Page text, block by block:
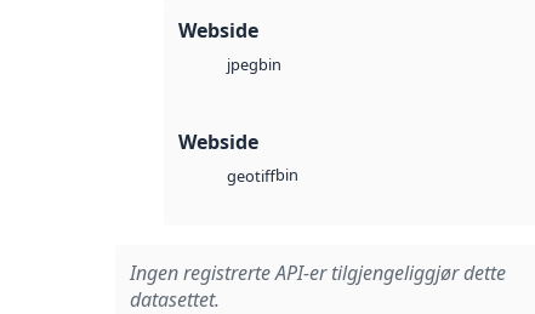
Webside
jpegbin
Webside
geotiffbin
Ingen registrerte API-er tilgjengeliggjør dette
datasettet.